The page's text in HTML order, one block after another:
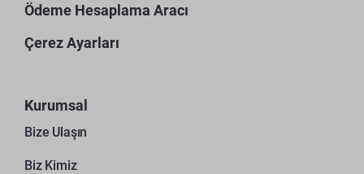
Ödeme Hesaplama Aracı
Çerez Ayarları
Kurumsal
Bize Ulaşın
Biz Kimiz